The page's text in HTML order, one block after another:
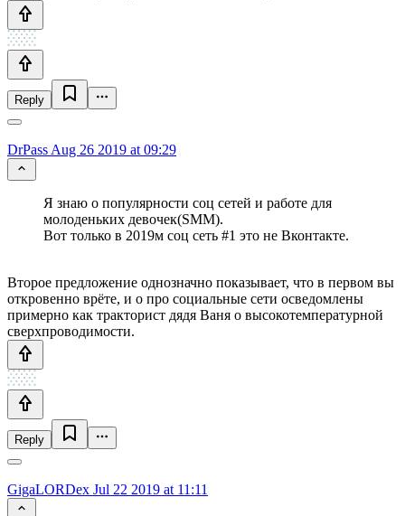
Reply
DrPass Aug 26 2019 at 09:29
Я знаю о популярности соц сетей и работе для
молоденьких девочек(SMM).
Вот только в 2019м соц сеть #1 это не Вконтакте.
Второе предложение однозначно показывает, что в первом вы
откровенно врёте, и о про социальные сети осведомлены
примерно как тракторист дядя Ваня о высокотемпературной
сверхпроводимости.
Reply
GigaLORDex Jul 22 2019 at 11:11